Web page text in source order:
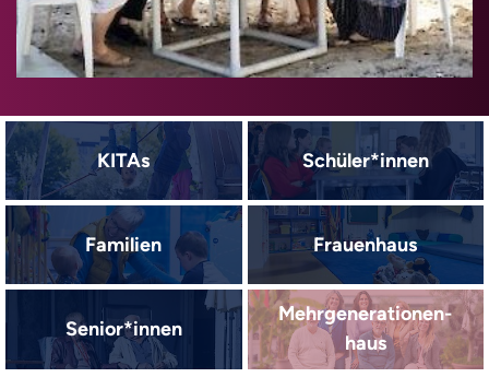
KITAs Schüler*innen
Familien Frauenhaus
Senior*innen
Mehrgenerationen­
haus